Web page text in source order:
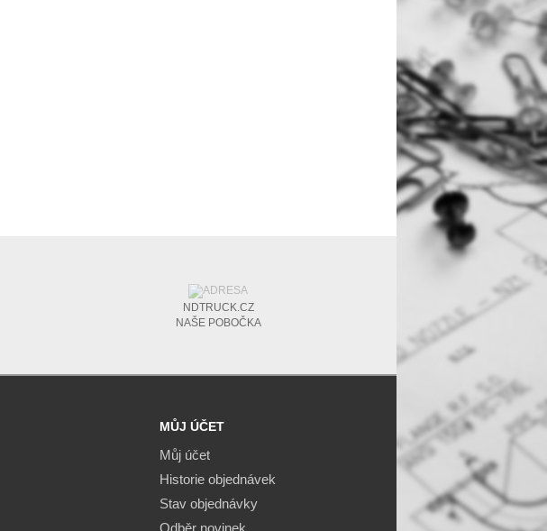
NDTRUCK.CZ
NAŠE POBOČKA
MŮJ ÚČET
Můj účet
Historie objednávek
Stav objednávky
Odběr novinek